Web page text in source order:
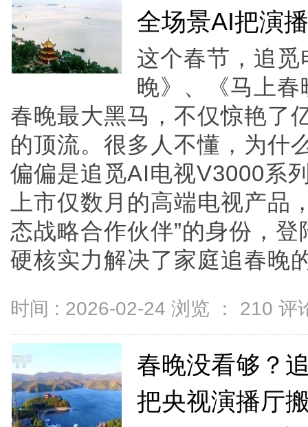
全场景AI把演
这个春节，追
晚》、《马上
春晚最大黑马，不仅惊艳了
的顶流。很多人不懂，为什
偏偏是追觅AI电视V3000系
上市仅数月的高端电视产品
态战略合作伙伴”的身份，
硬核实力解决了家庭追春晚
时间 : 2026-02-24 浏览 ： 210 评
春晚没看够？
把央视演播厅